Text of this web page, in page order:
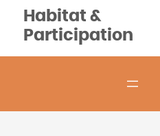
Habitat &
Participation